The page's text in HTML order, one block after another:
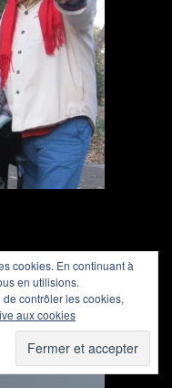
cookies. En continuant à
en utilisions.
contrôler les cookies,
aux cookies